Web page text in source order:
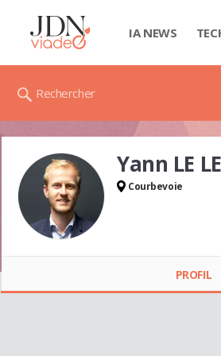
IA NEWS
Rechercher
Yann LE
Courbevoie
PROFIL